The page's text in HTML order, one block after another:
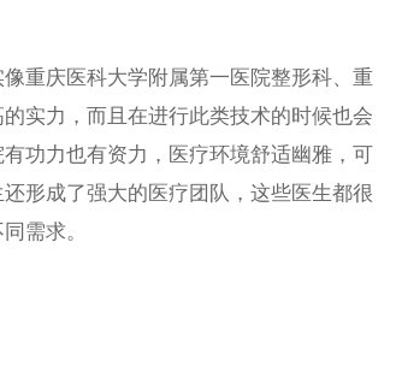
重庆医科大学附属第一医院整形科、重
实力，而且在进行此类技术的时候也会
功力也有资力，医疗环境舒适幽雅，可
形成了强大的医疗团队，这些医生都很
需求。